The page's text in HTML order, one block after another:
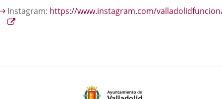
Instagram: https://www.instagram.com/
Enlace
externa.